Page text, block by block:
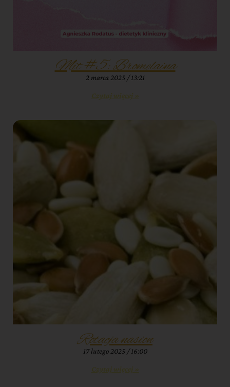
Mit #5: Bromelaina
2 marca 2025 13:21
Czytaj więcej »
Rotacja nasion
17 lutego 2025 16:00
Czytaj więcej »